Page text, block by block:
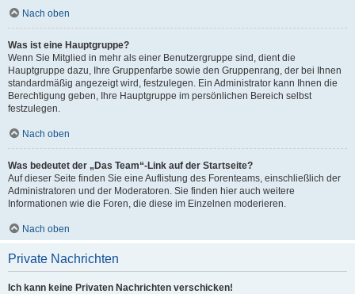
Nach oben
Was ist eine Hauptgruppe?
Wenn Sie Mitglied in mehr als einer Benutzergruppe sind, dient die
Hauptgruppe dazu, Ihre Gruppenfarbe sowie den Gruppenrang, der bei Ihnen
standardmäßig angezeigt wird, festzulegen. Ein Administrator kann Ihnen die
Berechtigung geben, Ihre Hauptgruppe im persönlichen Bereich selbst
festzulegen.
Nach oben
Was bedeutet der „Das Team“-Link auf der Startseite?
Auf dieser Seite finden Sie eine Auflistung des Forenteams, einschließlich der
Administratoren und der Moderatoren. Sie finden hier auch weitere
Informationen wie die Foren, die diese im Einzelnen moderieren.
Nach oben
Private Nachrichten
Ich kann keine Privaten Nachrichten verschicken!